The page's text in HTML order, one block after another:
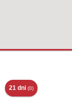
21 dni (0)